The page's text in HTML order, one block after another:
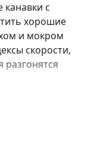
с
хорошие
и мокром
скорости,
с западными